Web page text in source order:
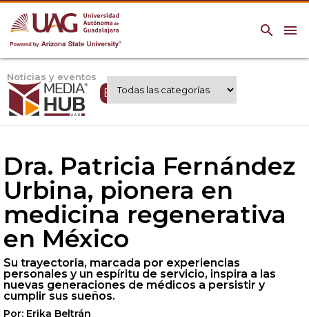
menu
search
Noticias y eventos
Expertos UAG
Dra. Patricia Fernández
Urbina, pionera en
medicina regenerativa
en México
Su trayectoria, marcada por experiencias
personales y un espíritu de servicio, inspira a las
nuevas generaciones de médicos a persistir y
cumplir sus sueños.
Por: Erika Beltrán